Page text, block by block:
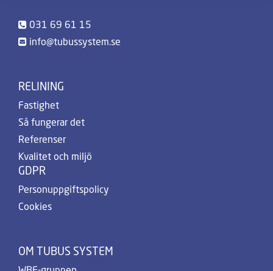
031 69 61 15
info@tubussystem.se
RELINING
Fastighet
Så fungerar det
Referenser
Kvalitet och miljö
GDPR
Personuppgiftspolicy
Cookies
OM TUBUS SYSTEM